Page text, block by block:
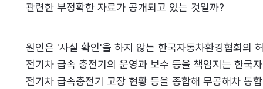
관련한 부정확한 자료가 공개되고 있는 것일까?
원인은 '사실 확인'을 하지 않는 한국자동차환경협회의
전기차 급속 충전기의 운영과 보수 등을 책임지는 한국
전기차 급속충전기 고장 현황 등을 종합해 무공해차 통